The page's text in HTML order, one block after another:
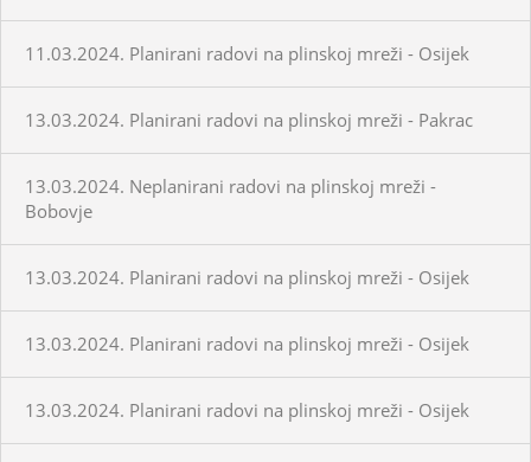
11.03.2024. Planirani radovi na plinskoj mreži - Osijek
13.03.2024. Planirani radovi na plinskoj mreži - Pakrac
13.03.2024. Neplanirani radovi na plinskoj mreži -
Bobovje
13.03.2024. Planirani radovi na plinskoj mreži - Osijek
13.03.2024. Planirani radovi na plinskoj mreži - Osijek
13.03.2024. Planirani radovi na plinskoj mreži - Osijek